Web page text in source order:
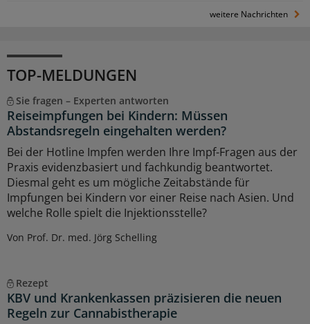
weitere Nachrichten
TOP-MELDUNGEN
Sie fragen – Experten antworten
Reiseimpfungen bei Kindern: Müssen
Abstandsregeln eingehalten werden?
Bei der Hotline Impfen werden Ihre Impf-Fragen aus der
Praxis evidenzbasiert und fachkundig beantwortet.
Diesmal geht es um mögliche Zeitabstände für
Impfungen bei Kindern vor einer Reise nach Asien. Und
welche Rolle spielt die Injektionsstelle?
Von Prof. Dr. med. Jörg Schelling
Rezept
KBV und Krankenkassen präzisieren die neuen
Regeln zur Cannabistherapie